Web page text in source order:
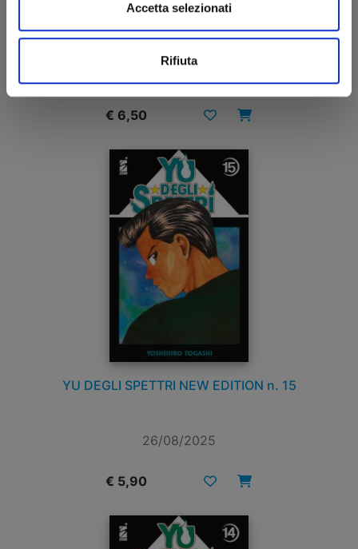
Accetta selezionati
Rifiuta
€ 6,50
YU DEGLI SPETTRI NEW EDITION n. 15
26/08/2025
€ 5,90